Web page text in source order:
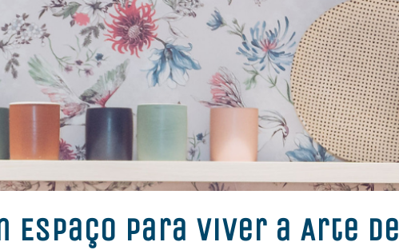
Espaço Para Viver a Arte de